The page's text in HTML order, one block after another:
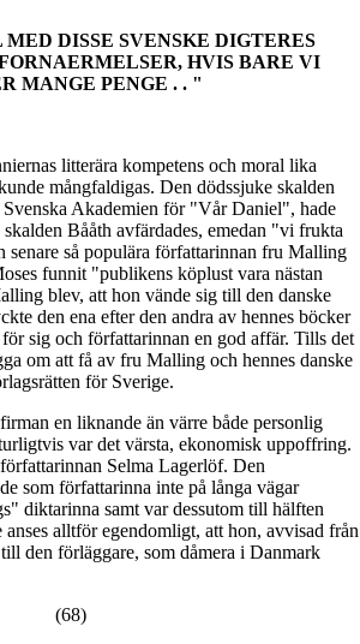
DISSE SVENSKE DIGTERES
HVIS BARE VI
MANGE PENGE . . "
litterära kompetens och moral lika
mångfaldigas. Den dödssjuke skalden
Akademien för "Vår Daniel", hade
Bååth avfärdades, emedan "vi frukta
så populära författarinnan fru Malling
funnit "publikens köplust vara nästan
blev, att hon vände sig till den danske
den ena efter den andra av hennes böcker
sig och författarinnan en god affär. Tills det
om att få av fru Malling och hennes danske
för Sverige.
en liknande än värre både personlig
var det värsta, ekonomisk uppoffring.
Selma Lagerlöf. Den
som författarinna inte på långa vägar
diktarinna samt var dessutom till hälften
alltför egendomligt, att hon, avvisad från
den förläggare, som dåmera i Danmark
(68)